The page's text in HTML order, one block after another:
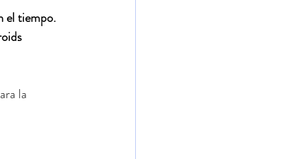
el tiempo.
la